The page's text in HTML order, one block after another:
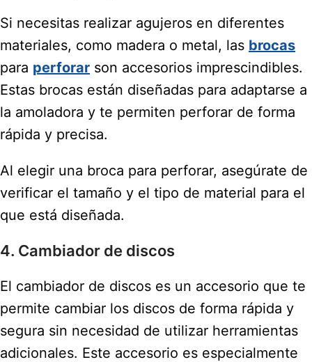
Si necesitas realizar agujeros en diferentes
materiales, como madera o metal, las brocas
para perforar son accesorios imprescindibles.
Estas brocas están diseñadas para adaptarse a
la amoladora y te permiten perforar de forma
rápida y precisa.
Al elegir una broca para perforar, asegúrate de
verificar el tamaño y el tipo de material para el
que está diseñada.
4. Cambiador de discos
El cambiador de discos es un accesorio que te
permite cambiar los discos de forma rápida y
segura sin necesidad de utilizar herramientas
adicionales. Este accesorio es especialmente